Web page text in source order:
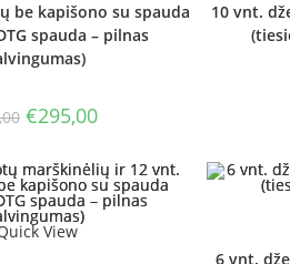
be kapišono su spauda
spauda – pilnas
Original
price
€357,00.
€295,00Current
€295,00.
10 vnt.
View
6 vnt.